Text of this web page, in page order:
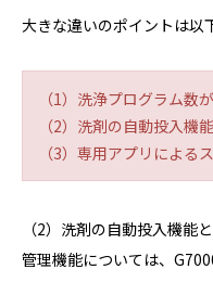
大きな違いのポイントは以
（1）洗浄プログラム数
（2）洗剤の自動投入機
（3）専用アプリによる
（2）洗剤の自動投入機能
管理機能については、